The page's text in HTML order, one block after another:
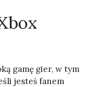
gamę gier, w tym
jesteś fanem